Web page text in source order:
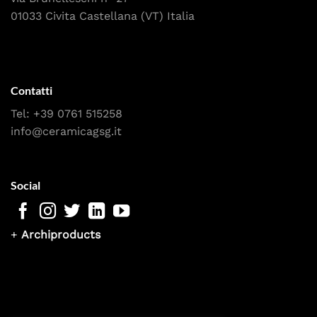
01033 Civita Castellana (VT) Italia
Contatti
Tel: +39 0761 515258
info@ceramicagsg.it
Social
+ Archiproducts